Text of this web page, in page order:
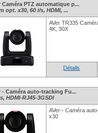
Caméra PTZ automatique p...
opt. x30, 60 i/s, HDMI, ...
AVer TR335
4K, 30X
Détails
- Caméra auto-tracking Fu...
HDMI-RJ45-3GSDI
AVer - Caméra
x30